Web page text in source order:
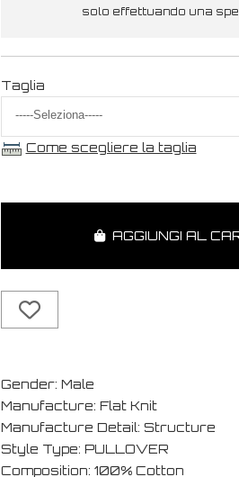
solo effettuando una
Taglia
Come scegliere la taglia
AGGIUNGI AL
Gender: Male
Manufacture: Flat Knit
Manufacture Detail: Structure
Style Type: PULLOVER
Composition: 100% Cotton